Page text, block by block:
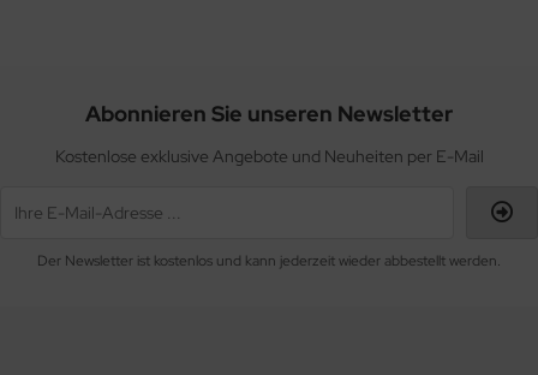
Abonnieren Sie unseren Newsletter
Kostenlose exklusive Angebote und Neuheiten per E-Mail
Der Newsletter ist kostenlos und kann jederzeit wieder abbestellt werden.